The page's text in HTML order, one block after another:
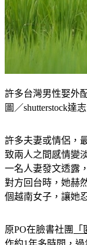
圖／shutterstock達
致兩人之間感情變
一名人妻發文透露
對方回台時，她赫
個越南女子，讓她
作約1年多時間，